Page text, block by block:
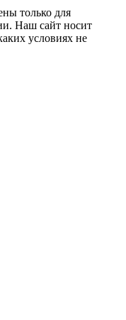
только для
Наш сайт носит
условиях не